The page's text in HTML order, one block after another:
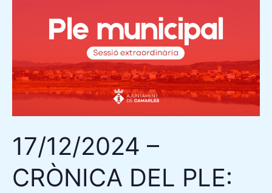
17/12/2024 –
CRÒNICA DEL PLE:
CRÒNICA
EL
PLE
CONTRACTACIÓ
PRÉSTEC